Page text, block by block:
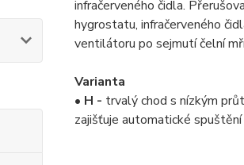
infračerveného čidla.
hygrostatu, infračerveného
ventilátoru po sejmutí čelní
Varianta
• H - trvalý chod s nízkým
zajišťuje automatické